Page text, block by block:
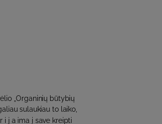
„Organinių būtybių
sulaukiau to laiko,
j a ima į save kreipti